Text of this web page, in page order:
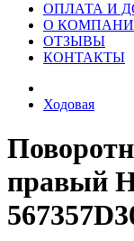
ОПЛАТА И
О
ОТЗЫВЫ
КОНТАКТЫ
Ходовая
правый